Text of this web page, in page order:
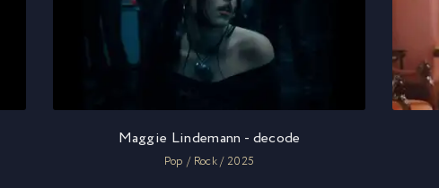
Maggie Lindemann - decode
Pop / Rock / 2025